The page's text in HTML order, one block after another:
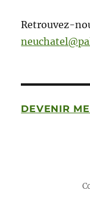
Retrouvez-
DEVENIR